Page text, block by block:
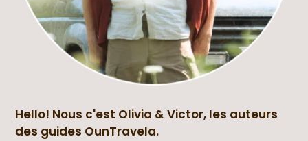
Hello! Nous c'est Olivia & Victor, les auteurs
des guides OunTravela.